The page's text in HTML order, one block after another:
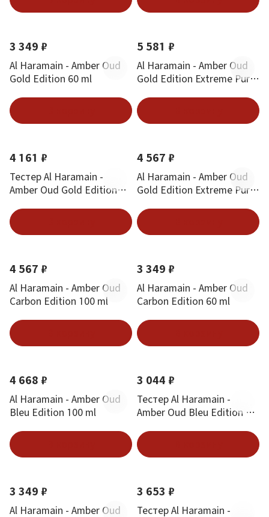
3 349 ₽
Al Haramain - Amber Oud
Gold Edition 60 ml
5 581 ₽
Al Haramain - Amber Oud
Gold Edition Extreme Pure
4 161 ₽
Тестер Al Haramain -
Amber Oud Gold Edition
ml
4 567 ₽
Al Haramain - Amber Oud
Gold Edition Extreme Pure
4 567 ₽
Al Haramain - Amber Oud
Carbon Edition 100 ml
3 349 ₽
Al Haramain - Amber Oud
Carbon Edition 60 ml
4 668 ₽
Al Haramain - Amber Oud
Bleu Edition 100 ml
3 044 ₽
Тестер Al Haramain -
Amber Oud Bleu Edition 60
3 349 ₽
Al Haramain - Amber Oud
3 653 ₽
Тестер Al Haramain -